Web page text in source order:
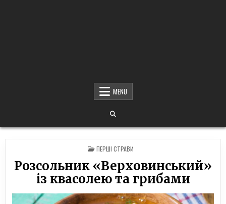
MENU
POSTED
IN
ПЕРШІ СТРАВИ
Розсольник «Верховинський»
із квасолею та грибами